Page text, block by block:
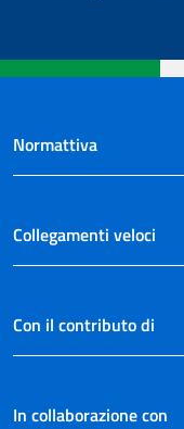
Normattiva
Collegamenti veloci
Con il contributo di
In collaborazione con